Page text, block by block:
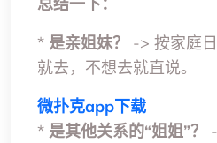
总结一下：
* 是亲姐妹？
-> 按家庭
就去，不想去就直说。
微扑克app下载
* 是其他关系的“姐姐”？